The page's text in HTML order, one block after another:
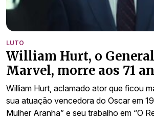
LUTO
William Hurt, o
Marvel, morre aos 71
William Hurt, aclamado ator que ficou
sua atuação vencedora do Oscar em
Mulher Aranha” e seu trabalho em “O